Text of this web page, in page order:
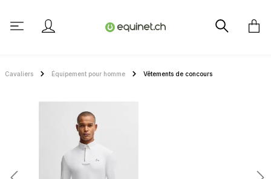
Cavaliers Équipement pour homme Vêtements de concours